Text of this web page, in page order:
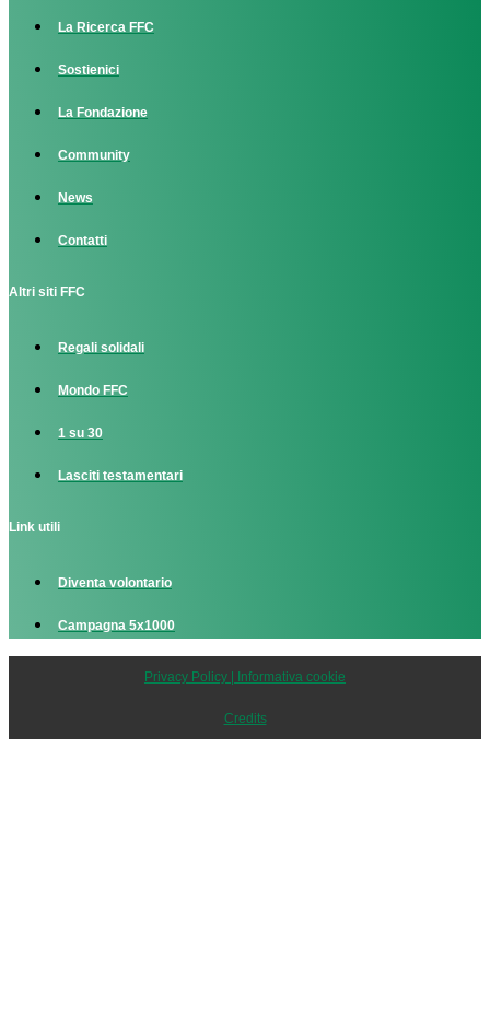
La Ricerca FFC
Sostienici
La Fondazione
Community
News
Contatti
Altri siti FFC
Regali solidali
Mondo FFC
1 su 30
Lasciti testamentari
Link utili
Diventa volontario
Campagna 5x1000
Privacy Policy | Informativa cookie
Credits